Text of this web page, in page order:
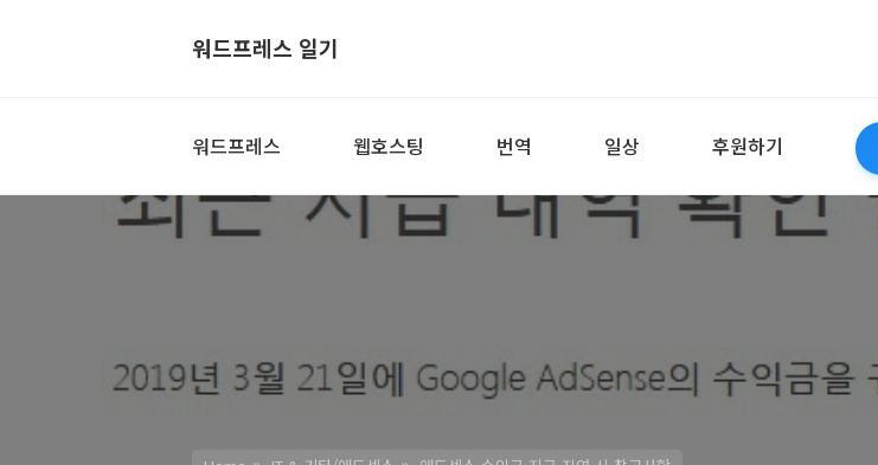
워드프레스 일기
워드프레스 웹호스팅 번역 일상 후원하기